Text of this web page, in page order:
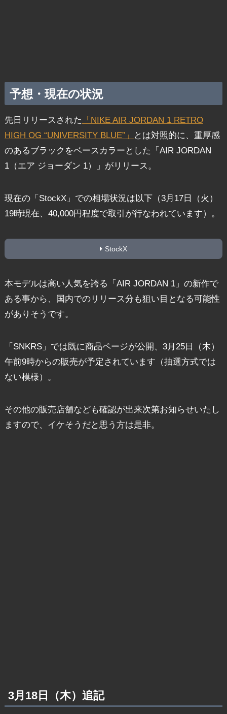
予想・現在の状況
先日リリースされた
「NIKE AIR JORDAN 1 RETRO
HIGH OG “UNIVERSITY BLUE”」
とは対照的に、重厚感
のあるブラックをベースカラーとした「AIR JORDAN
1（エア ジョーダン 1）」がリリース。
現在の「StockX」での相場状況は以下（3月17日（火）
19時現在、40,000円程度で取引が行なわれています）。
StockX
本モデルは高い人気を誇る「AIR JORDAN 1」の新作で
ある事から、国内でのリリース分も狙い目となる可能性
がありそうです。
「SNKRS」では既に商品ページが公開、3月25日（木）
午前9時からの販売が予定されています（抽選方式では
ない模様）。
その他の販売店舗なども確認が出来次第お知らせいたし
ますので、イケそうだと思う方は是非。
3月18日（木）追記